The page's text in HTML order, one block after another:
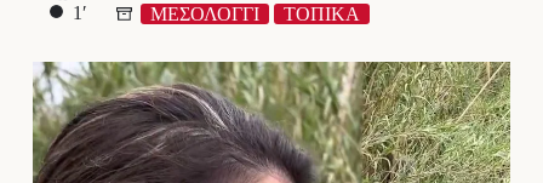
1′
ΜΕΣΟΛΟΓΓΙ ΤΟΠΙΚΑ